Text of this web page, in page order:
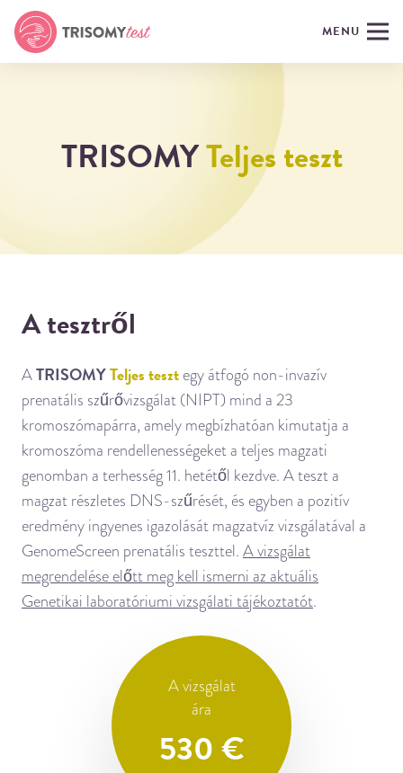
MENU
TRISOMYTeljes teszt
A tesztről
ATRISOMYTeljes teszt egy átfogó non-invazív
prenatális szűrővizsgálat (NIPT) mind a 23
kromoszómapárra, amely megbízhatóan kimutatja a
kromoszóma rendellenességeket a teljes magzati
genomban a terhesség 11. hetétől kezdve. A teszt a
magzat részletes DNS-szűrését, és egyben a pozitív
eredmény ingyenes igazolását magzatvíz vizsgálatával a
GenomeScreen prenatális teszttel. A vizsgálat
megrendelése előtt meg kell ismerni az aktuális
Genetikai laboratóriumi vizsgálati tájékoztatót.
A vizsgálat
ára
530 €